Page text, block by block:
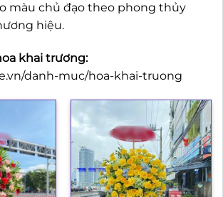
màu chủ đạo theo phong thủy
hiệu.
khai trương:
danh-muc/hoa-khai-truong